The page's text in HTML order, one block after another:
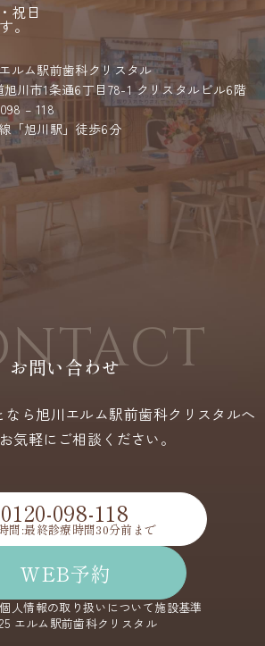
祝日
。
ルム駅前歯科クリスタル
旭川市1条通6丁目78-1 クリスタルビル6階
– 118
「旭川駅」徒歩6分
お問い合わせ
ら旭川エルム駅前歯科クリスタルへ
気軽にご相談ください。
0120-098-118
間:最終診療時間30分前まで
WEB予約
個人情報の取り扱いについて施設基準
エルム駅前歯科クリスタル